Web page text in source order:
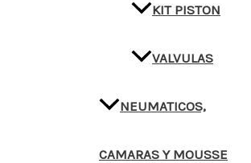
KIT PISTON
VALVULAS
NEUMATICOS,
CAMARAS Y MOUSSE